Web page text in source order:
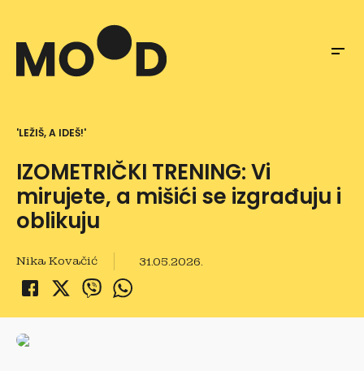
'LEŽIŠ, A IDEŠ!'
IZOMETRIČKI TRENING: Vi
mirujete, a mišići se izgrađuju i
oblikuju
Nika Kovačić 31.05.2026.